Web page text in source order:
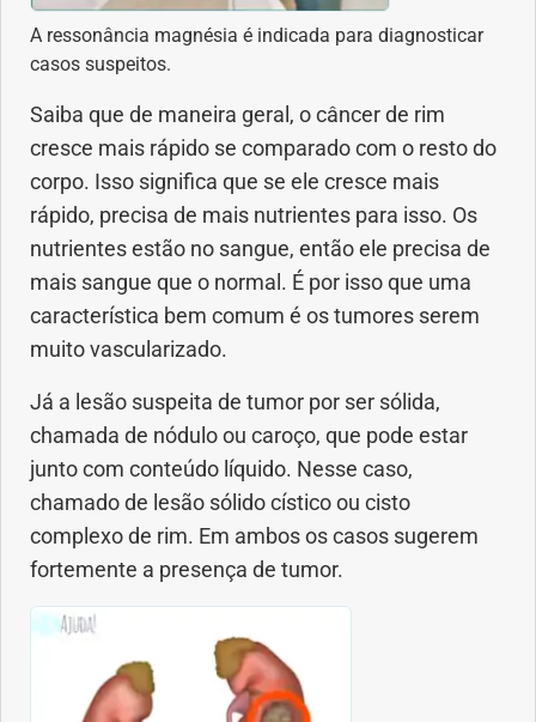
A ressonância magnésia é indicada para diagnosticar
casos suspeitos.
Saiba que de maneira geral, o câncer de rim
cresce mais rápido se comparado com o resto do
corpo. Isso significa que se ele cresce mais
rápido, precisa de mais nutrientes para isso. Os
nutrientes estão no sangue, então ele precisa de
mais sangue que o normal. É por isso que uma
característica bem comum é os tumores serem
muito vascularizado.
Já a lesão suspeita de tumor por ser sólida,
chamada de nódulo ou caroço, que pode estar
junto com conteúdo líquido. Nesse caso,
chamado de lesão sólido cístico ou cisto
complexo de rim. Em ambos os casos sugerem
fortemente a presença de tumor.